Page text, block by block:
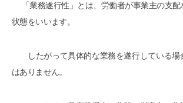
「業務遂行性」とは、労働者が事業主の支配
状態をいいます。
したがって具体的な業務を遂行している場
はありません。